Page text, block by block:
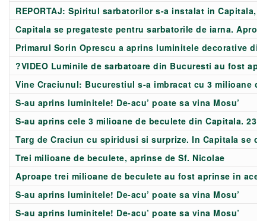
REPORTAJ: Spiritul sarbatorilor s-a instalat in Capitala,
Capitala se pregateste pentru sarbatorile de iarna.
Primarul Sorin Oprescu a aprins luminitele decorative
?VIDEO Luminile de sarbatoare din Bucuresti au fost
Vine Craciunul: Bucurestiul s-a imbracat cu 3 milioane
S-au aprins luminitele! De-acu’ poate sa vina Mosu’
S-au aprins cele 3 milioane de beculete din Capitala. 23
Targ de Craciun cu spiridusi si surprize. In Capitala se
Trei milioane de beculete, aprinse de Sf. Nicolae
Aproape trei milioane de beculete au fost aprinse in
S-au aprins luminitele! De-acu’ poate sa vina Mosu’
S-au aprins luminitele! De-acu’ poate sa vina Mosu’